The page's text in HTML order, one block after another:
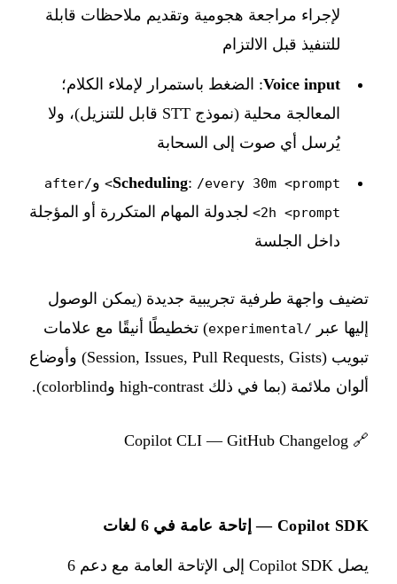
لإجراء مراجعة هجومية وتقديم ملاحظات قابلة
للتنفيذ قبل الالتزام
Voice input: الضغط باستمرار لإملاء الكلام؛
المعالجة محلية (نموذج STT قابل للتنزيل)، ولا
يُرسل أي صوت إلى السحابة
Scheduling: /every 30m <prompt> و /after
2h <prompt>
لجدولة المهام المتكررة أو المؤجلة
داخل الجلسة
تضيف واجهة طرفية تجريبية جديدة (يمكن الوصول
إليها عبر
/experimental
) تخطيطًا أنيقًا مع علامات
تبويب (Session, Issues, Pull Requests, Gists) وأوضاع
ألوان ملائمة (بما في ذلك high-contrast وcolorblind).
🔗
Copilot CLI — GitHub Changelog
Copilot SDK — إتاحة عامة في 6 لغات
يصل Copilot SDK إلى الإتاحة العامة مع دعم 6